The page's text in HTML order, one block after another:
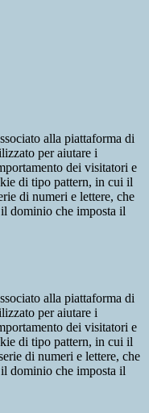
alla piattaforma di
per aiutare i
dei visitatori e
di tipo pattern, in cui il
di numeri e lettere, che
dominio che imposta il
alla piattaforma di
per aiutare i
dei visitatori e
di tipo pattern, in cui il
di numeri e lettere, che
dominio che imposta il